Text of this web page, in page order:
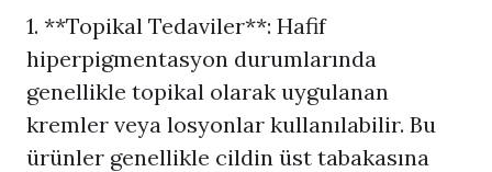
1. **Topikal Tedaviler**: Hafif
hiperpigmentasyon durumlarında
genellikle topikal olarak uygulanan
kremler veya losyonlar kullanılabilir. Bu
ürünler genellikle cildin üst tabakasına